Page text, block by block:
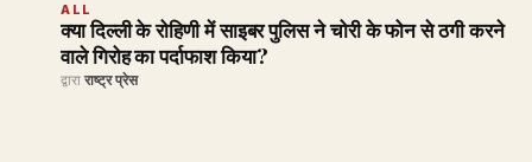
ALL
क्या दिल्ली के रोहिणी में साइबर पुलिस ने चोरी के फोन से ठगी करने
वाले गिरोह का पर्दाफाश किया?
द्वारा राष्ट्र प्रेस